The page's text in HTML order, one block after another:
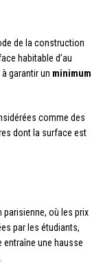
de la construction
habitable d’au
garantir un minimum
comme des
dont la surface est
parisienne, où les prix
par les étudiants,
entraîne une hausse